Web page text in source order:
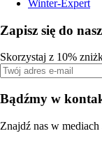
Winter-Expert
Zapisz się do
Skorzystaj z 10%
Bądźmy w
Znajdź nas w mediach